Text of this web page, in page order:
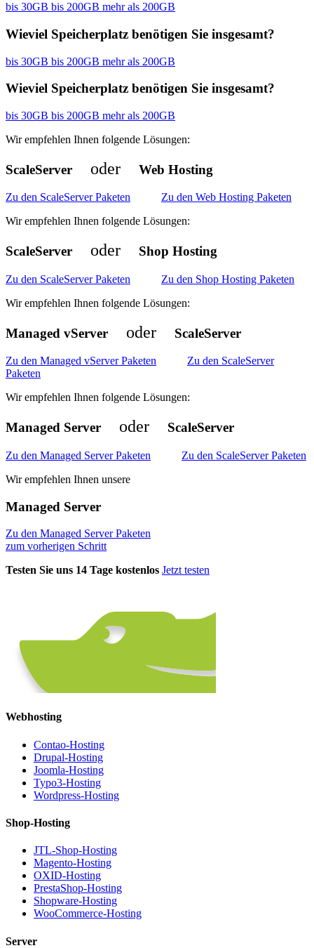
bis 30GB bis 200GB mehr als 200GB
Wieviel Speicherplatz benötigen Sie insgesamt?
bis 30GB bis 200GB mehr als 200GB
Wieviel Speicherplatz benötigen Sie insgesamt?
bis 30GB bis 200GB mehr als 200GB
Wir empfehlen Ihnen folgende Lösungen:
ScaleServer oder Web Hosting
Zu den ScaleServer Paketen
Zu den Web Hosting Paketen
Wir empfehlen Ihnen folgende Lösungen:
ScaleServer oder Shop Hosting
Zu den ScaleServer Paketen
Zu den Shop Hosting Paketen
Wir empfehlen Ihnen folgende Lösungen:
Managed vServer oder ScaleServer
Zu den Managed vServer Paketen
Zu den ScaleServer
Paketen
Wir empfehlen Ihnen folgende Lösungen:
Managed Server oder ScaleServer
Zu den Managed Server Paketen
Zu den ScaleServer Paketen
Wir empfehlen Ihnen unsere
Managed Server
Zu den Managed Server Paketen
zum vorherigen Schritt
Testen Sie uns 14 Tage kostenlos Jetzt testen
Webhosting
Contao-Hosting
Drupal-Hosting
Joomla-Hosting
Typo3-Hosting
Wordpress-Hosting
Shop-Hosting
JTL-Shop-Hosting
Magento-Hosting
OXID-Hosting
PrestaShop-Hosting
Shopware-Hosting
WooCommerce-Hosting
Server